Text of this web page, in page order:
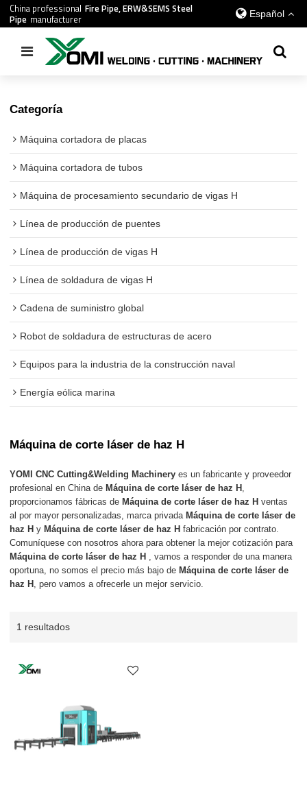
China professional Fire Pipe, ERW&SEMS Steel
Pipe manufacturer Español
todos / Máquina de corte láser de haz H
Categoría
Máquina cortadora de placas
Máquina cortadora de tubos
Máquina de procesamiento secundario de vigas H
Línea de producción de puentes
Línea de producción de vigas H
Línea de soldadura de vigas H
Cadena de suministro global
Robot de soldadura de estructuras de acero
Equipos para la industria de la construcción naval
Energía eólica marina
Máquina de corte láser de haz H
YOMI CNC Cutting&Welding Machinery es un fabricante y proveedor
profesional en China de Máquina de corte láser de haz H
proporcionamos fábricas de Máquina de corte láser de haz H ventas
al por mayor personalizadas, marca privada Máquina de corte láser de
haz H y Máquina de corte láser de haz H fabricación por contrato.
Comuníquese con nosotros ahora para obtener la mejor cotización para
Máquina de corte láser de haz H
, vamos a responder de una manera
oportuna, no somos el precio más bajo de Máquina de corte láser de
haz H
, pero vamos a ofrecerle un mejor servicio.
1 resultados